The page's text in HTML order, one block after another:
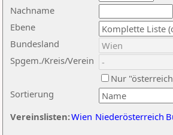
Nachname
Ebene
Sortierung
Bundesland
Spgem./Kreis/Verein
Nur
Vereinslisten:Wien Niederösterreich